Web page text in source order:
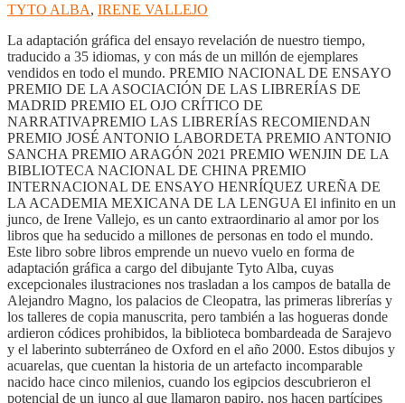
TYTO ALBA, IRENE VALLEJO
La adaptación gráfica del ensayo revelación de nuestro tiempo,
traducido a 35 idiomas, y con más de un millón de ejemplares
vendidos en todo el mundo. PREMIO NACIONAL DE ENSAYO
PREMIO DE LA ASOCIACIÓN DE LAS LIBRERÍAS DE
MADRID PREMIO EL OJO CRÍTICO DE
NARRATIVAPREMIO LAS LIBRERÍAS RECOMIENDAN
PREMIO JOSÉ ANTONIO LABORDETA PREMIO ANTONIO
SANCHA PREMIO ARAGÓN 2021 PREMIO WENJIN DE LA
BIBLIOTECA NACIONAL DE CHINA PREMIO
INTERNACIONAL DE ENSAYO HENRÍQUEZ UREÑA DE
LA ACADEMIA MEXICANA DE LA LENGUA El infinito en un
junco, de Irene Vallejo, es un canto extraordinario al amor por los
libros que ha seducido a millones de personas en todo el mundo.
Este libro sobre libros emprende un nuevo vuelo en forma de
adaptación gráfica a cargo del dibujante Tyto Alba, cuyas
excepcionales ilustraciones nos trasladan a los campos de batalla de
Alejandro Magno, los palacios de Cleopatra, las primeras librerías y
los talleres de copia manuscrita, pero también a las hogueras donde
ardieron códices prohibidos, la biblioteca bombardeada de Sarajevo
y el laberinto subterráneo de Oxford en el año 2000. Estos dibujos y
acuarelas, que cuentan la historia de un artefacto incomparable
nacido hace cinco milenios, cuando los egipcios descubrieron el
potencial de un junco al que llamaron papiro, nos hacen partícipes